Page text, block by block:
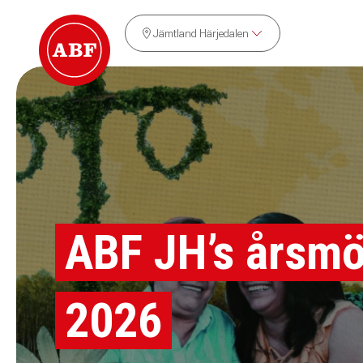
Jämtland Härjedalen
ABF JH’s
2026